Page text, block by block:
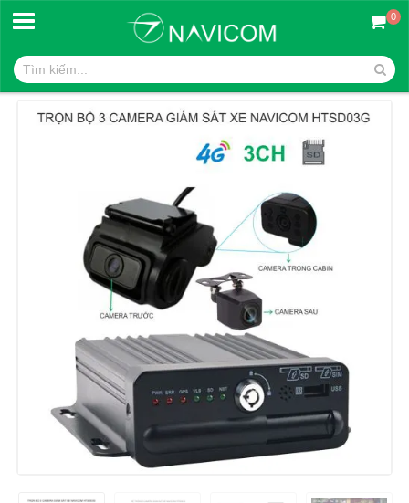
0
Trang chủ
CAMERA GIÁM SÁT TRÊN XE Ô TÔ- NAVICOM HTSD03G